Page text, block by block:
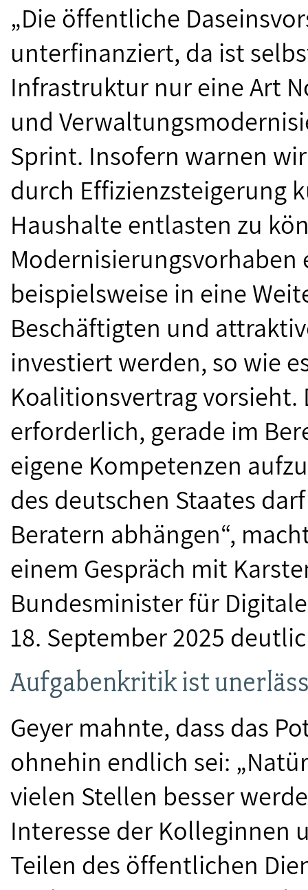
„Die öffentliche
unterfinanziert, da ist
Infrastruktur nur eine Art
und
Sprint. Insofern warnen
durch Effizienzsteigerung
Haushalte entlasten zu
Modernisierungsvorhaben
beispielsweise in eine
Beschäftigten und
investiert werden, so wie
Koalitionsvertrag vorsieht.
erforderlich, gerade im
eigene Kompetenzen
des deutschen Staates
Beratern abhängen“,
einem Gespräch mit
Bundesminister für
18. September 2025
Aufgabenkritik ist
Geyer mahnte, dass das
ohnehin endlich sei:
vielen Stellen besser
Interesse der Kolleginnen
Teilen des öffentlichen